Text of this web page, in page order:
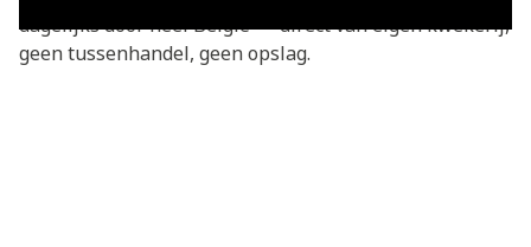
dagelijks door heel België — direct van eigen kwekerij,
geen tussenhandel, geen opslag.